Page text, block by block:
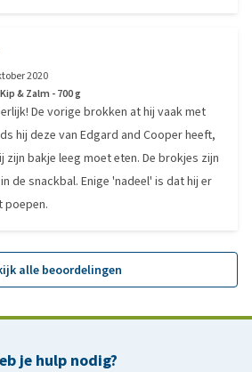
2020
& Zalm - 700 g
De vorige brokken at hij vaak met
hij deze van Edgard and Cooper heeft,
zijn bakje leeg moet eten. De brokjes zijn
de snackbal. Enige 'nadeel' is dat hij er
poepen.
alle beoordelingen
je hulp nodig?